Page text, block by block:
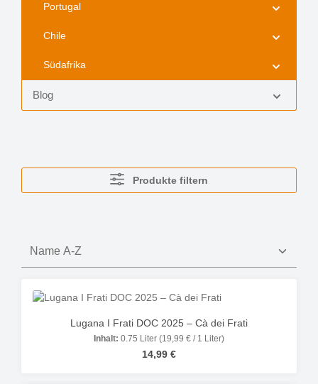
Portugal
Chile
Südafrika
Blog
Produkte filtern
Lugana I Frati DOC 2025 – Cà dei Frati
Inhalt: 0.75 Liter (19,99 € / 1 Liter)
Regulärer Preis:
14,99 €